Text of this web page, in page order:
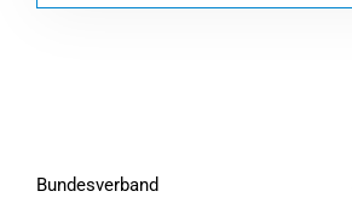
Bundesverband